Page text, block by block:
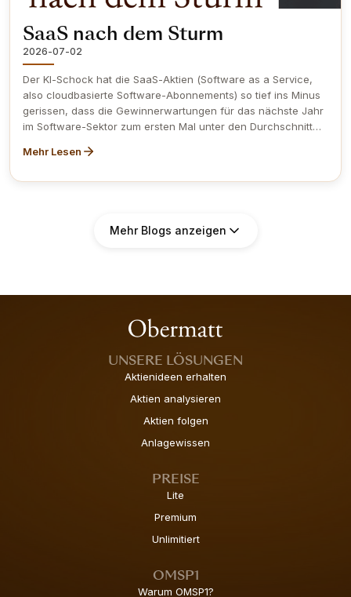
SaaS nach dem Sturm
2026-07-02
Der KI-Schock hat die SaaS-Aktien (Software as a Service,
also cloudbasierte Software-Abonnements) so tief ins Minus
gerissen, dass die Gewinnerwartungen für das nächste Jahr
im Software-Sektor zum ersten Mal unter den Durchschnitt
nicht dasselbe wie günstige Bewertungen, und der Obermatt
in der Bewertung kaum gefallen sind.
Mehr Lesen
Mehr Blogs anzeigen
UNSERE LÖSUNGEN
Aktienideen erhalten
Aktien analysieren
Aktien folgen
Anlagewissen
PREISE
Lite
Premium
Unlimitiert
OMSP1
Warum OMSP1?